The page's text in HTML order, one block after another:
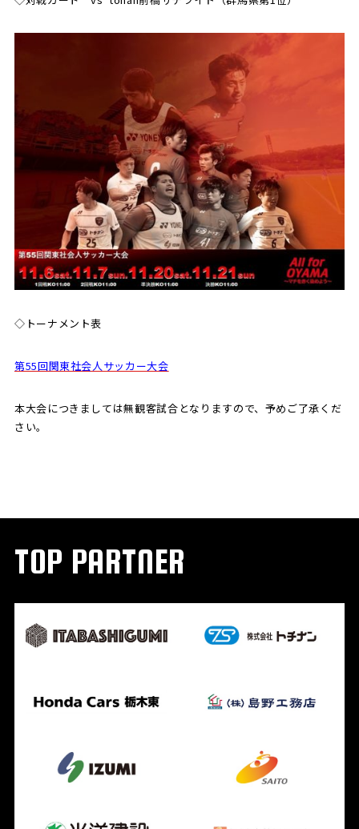
プライバシーポリシー
◇トーナメント表
第55回関東社会人サッカー大会
本大会につきましては無観客試合となりますので、予めご了承くだ
さい。
TOP PARTNER